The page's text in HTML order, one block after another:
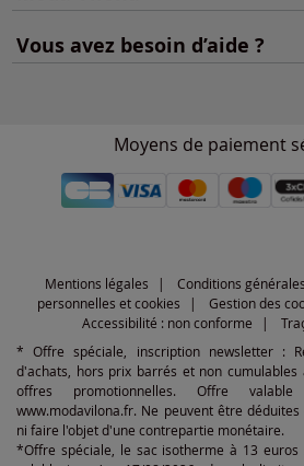
Vous avez besoin d’aide ?
Moyens de paiement
Mentions légales Conditions
personnelles et cookies
Gestion des
Accessibilité : non conforme
* Offre spéciale, inscription newsletter :
d'achats, hors prix barrés et non
offres promotionnelles. Offre
www.modavilona.fr. Ne peuvent être
ni faire l'objet d'une contrepartie monétaire.
*Offre spéciale, le sac isotherme à 13